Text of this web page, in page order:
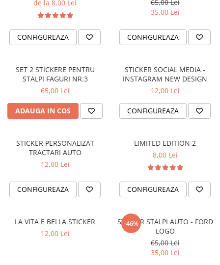
STICKERE PENTRU LATERALE
STICKERE PRAGURI
STICKERE UTILAJE AGRICOLE
VANATOARE - PESCUIT
de la 8,00 Lei
CONFIGUREAZA
65,00 Lei
35,00 Lei
CONFIGUREAZA
SET 2 STICKERE PENTRU
STALPI FAGURI NR.3
65,00 Lei
ADAUGA IN COS
STICKER SOCIAL MEDIA -
INSTAGRAM NEW DESIGN
12,00 Lei
CONFIGUREAZA
STICKER PERSONALIZAT
TRACTARI AUTO
12,00 Lei
CONFIGUREAZA
LIMITED EDITION 2
8,00 Lei
CONFIGUREAZA
LA VITA E BELLA STICKER
12,00 Lei
-46%
STICKER STALPI AUTO - FORD
LOGO
65,00 Lei
35,00 Lei